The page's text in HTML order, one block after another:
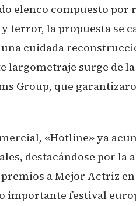
elenco compuesto por
terror, la propuesta se
cuidada
largometraje surge de
Group, que
«Hotline» ya
destacándose por la
a Mejor Actriz
importante festival